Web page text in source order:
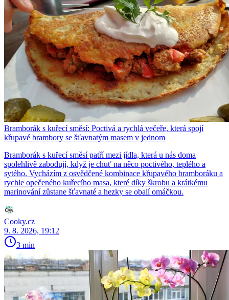
Bramborák s kuřecí směsí: Poctivá a rychlá večeře, která spojí
křupavé brambory se šťavnatým masem v jednom
Bramborák s kuřecí směsí patří mezi jídla, která u nás doma
spolehlivě zabodují, když je chuť na něco poctivého, teplého a
sytého. Vycházím z osvědčené kombinace křupavého bramboráku a
rychle opečeného kuřecího masa, které díky škrobu a krátkému
marinování zůstane šťavnaté a hezky se obalí omáčkou.
Cooky.cz
9. 8. 2026, 19:12
3 min